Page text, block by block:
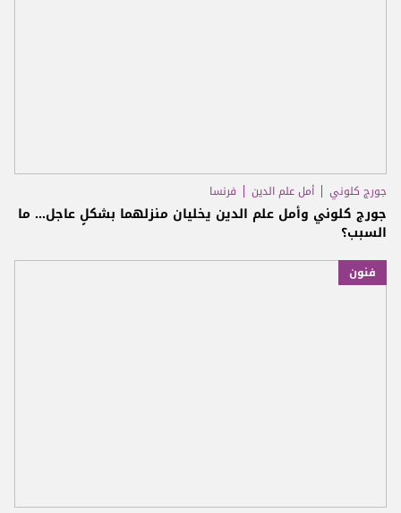
جورج كلوني أمل علم الدين فرنسا
جورج كلوني وأمل علم الدين يخليان منزلهما بشكلٍ عاجل… ما
السبب؟
فنون